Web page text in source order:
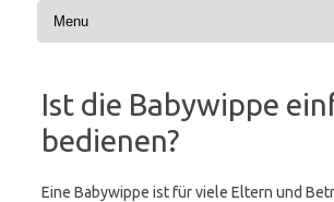
Ist die Babywippe
bedienen?
Eine Babywippe ist für viele Eltern und